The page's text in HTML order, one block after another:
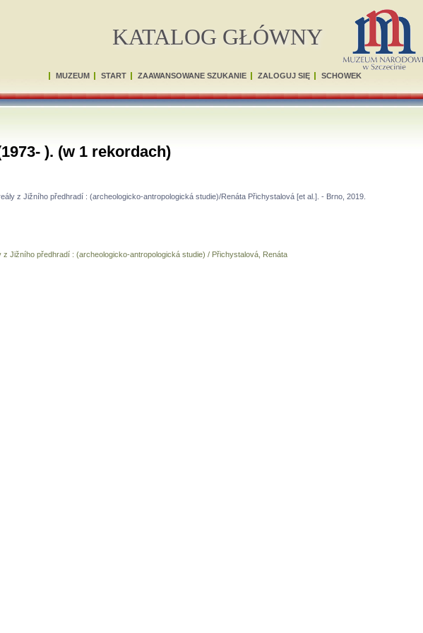
MUZEUM START ZAAWANSOWANE SZUKANIE ZALOGUJ SIĘ SCHOWEK
KATALOG GŁÓWNY
). (w 1 rekordach)
z Jižního předhradí : (archeologicko-antropologická studie)/Renáta Přichystalová [et al.]. - Brno, 2019.
Jižního předhradí : (archeologicko-antropologická studie) / Přichystalová, Renáta